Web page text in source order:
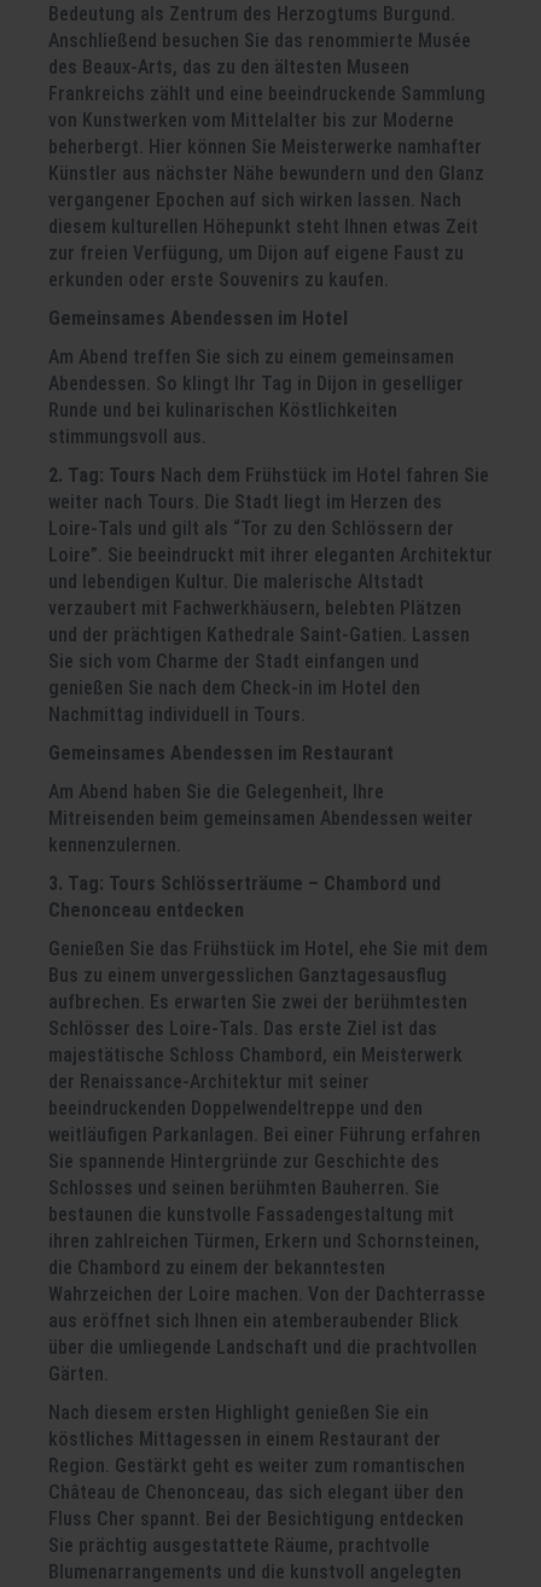
Bedeutung als Zentrum des Herzogtums Burgund.
Anschließend besuchen Sie das renommierte Musée
des Beaux-Arts, das zu den ältesten Museen
Frankreichs zählt und eine beeindruckende Sammlung
von Kunstwerken vom Mittelalter bis zur Moderne
beherbergt. Hier können Sie Meisterwerke namhafter
Künstler aus nächster Nähe bewundern und den Glanz
vergangener Epochen auf sich wirken lassen. Nach
diesem kulturellen Höhepunkt steht Ihnen etwas Zeit
zur freien Verfügung, um Dijon auf eigene Faust zu
erkunden oder erste Souvenirs zu kaufen.
Gemeinsames Abendessen im Hotel
Am Abend treffen Sie sich zu einem gemeinsamen
Abendessen. So klingt Ihr Tag in Dijon in geselliger
Runde und bei kulinarischen Köstlichkeiten
stimmungsvoll aus.
2. Tag: Tours Nach dem Frühstück im Hotel fahren Sie
weiter nach Tours. Die Stadt liegt im Herzen des
Loire-Tals und gilt als “Tor zu den Schlössern der
Loire”. Sie beeindruckt mit ihrer eleganten Architektur
und lebendigen Kultur. Die malerische Altstadt
verzaubert mit Fachwerkhäusern, belebten Plätzen
und der prächtigen Kathedrale Saint-Gatien. Lassen
Sie sich vom Charme der Stadt einfangen und
genießen Sie nach dem Check-in im Hotel den
Nachmittag individuell in Tours.
Gemeinsames Abendessen im Restaurant
Am Abend haben Sie die Gelegenheit, Ihre
Mitreisenden beim gemeinsamen Abendessen weiter
kennenzulernen.
3. Tag: Tours Schlösserträume – Chambord und
Chenonceau entdecken
Genießen Sie das Frühstück im Hotel, ehe Sie mit dem
Bus zu einem unvergesslichen Ganztagesausflug
aufbrechen. Es erwarten Sie zwei der berühmtesten
Schlösser des Loire-Tals. Das erste Ziel ist das
majestätische Schloss Chambord, ein Meisterwerk
der Renaissance-Architektur mit seiner
beeindruckenden Doppelwendeltreppe und den
weitläufigen Parkanlagen. Bei einer Führung erfahren
Sie spannende Hintergründe zur Geschichte des
Schlosses und seinen berühmten Bauherren. Sie
bestaunen die kunstvolle Fassadengestaltung mit
ihren zahlreichen Türmen, Erkern und Schornsteinen,
die Chambord zu einem der bekanntesten
Wahrzeichen der Loire machen. Von der Dachterrasse
aus eröffnet sich Ihnen ein atemberaubender Blick
über die umliegende Landschaft und die prachtvollen
Gärten.
Nach diesem ersten Highlight genießen Sie ein
köstliches Mittagessen in einem Restaurant der
Region. Gestärkt geht es weiter zum romantischen
Château de Chenonceau, das sich elegant über den
Fluss Cher spannt. Bei der Besichtigung entdecken
Sie prächtig ausgestattete Räume, prachtvolle
Blumenarrangements und die kunstvoll angelegten